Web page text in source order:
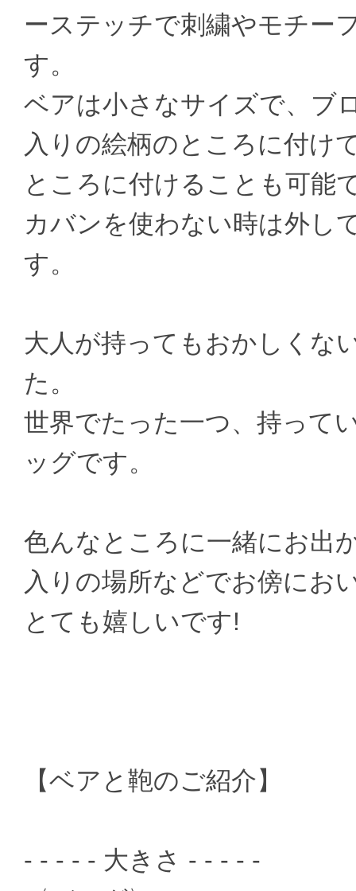
ーステッチで刺繍やモチー
す。
ベアは小さなサイズで、ブ
入りの絵柄のところに付け
ところに付けることも可能
カバンを使わない時は外し
す。
大人が持ってもおかしくな
た。
世界でたった一つ、持って
ッグです。
色んなところに一緒にお出
入りの場所などでお傍にお
とても嬉しいです!
【ベアと鞄のご紹介】
- - - - - 大きさ - - - - -